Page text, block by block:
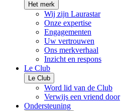
Het merk
Wij zijn Laurastar
Onze expertise
Engagementen
Uw vertrouwen
Ons merkverhaal
Inzicht en respons
Le Club
Le Club
Word lid van de Club
Verwijs een vriend door
Ondersteuning